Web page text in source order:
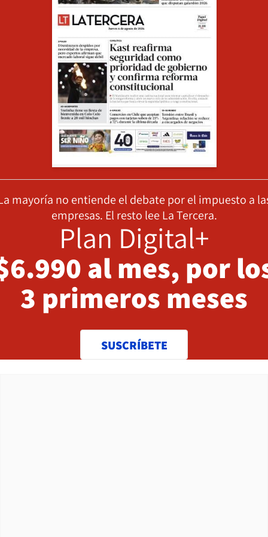
mayoría no entiende el debate por el impuesto a
empresas. El resto lee La Tercera.
Plan Digital+
al mes, por
3 primeros meses
SUSCRÍBETE